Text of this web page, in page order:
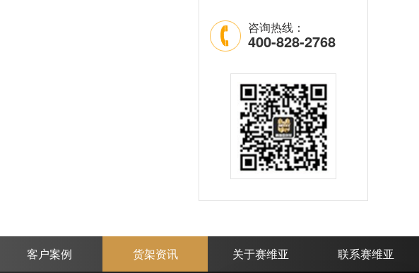
咨询热线：
400-828-2768
客户案例 货架资讯 关于赛维亚 联系赛维亚